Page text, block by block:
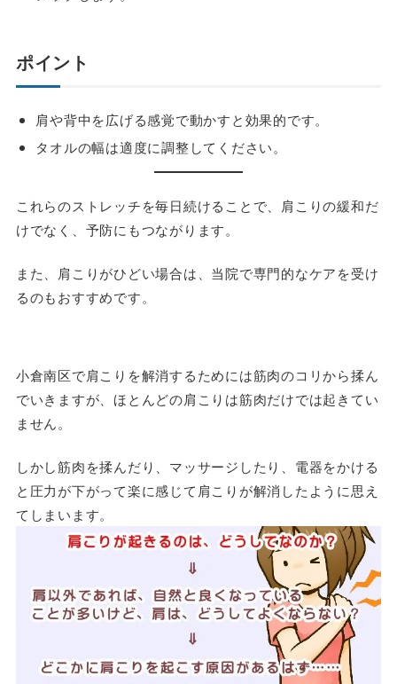
ポイント
肩や背中を広げる感覚で動かすと効果的です。
タオルの幅は適度に調整してください。
これらのストレッチを毎日続けることで、肩こりの緩和だ
けでなく、予防にもつながります。
また、肩こりがひどい場合は、当院で専門的なケアを受け
るのもおすすめです。
小倉南区で肩こりを解消するためには筋肉のコリから揉ん
でいきますが、ほとんどの肩こりは筋肉だけでは起きてい
ません。
しかし筋肉を揉んだり、マッサージしたり、電器をかける
と圧力が下がって楽に感じて肩こりが解消したように思え
てしまいます。